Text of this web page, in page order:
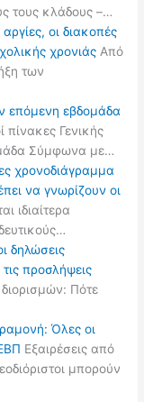
τους κλάδους –…
οι διακοπές
χρονιάς Από
των
επόμενη εβδομάδα
πίνακες Γενικής
Σύμφωνα με…
χρονοδιάγραμμα
να γνωρίζουν οι
ιδιαίτερα
δηλώσεις
προσλήψεις
Πότε
Όλες οι
Εξαιρέσεις από
μπορούν